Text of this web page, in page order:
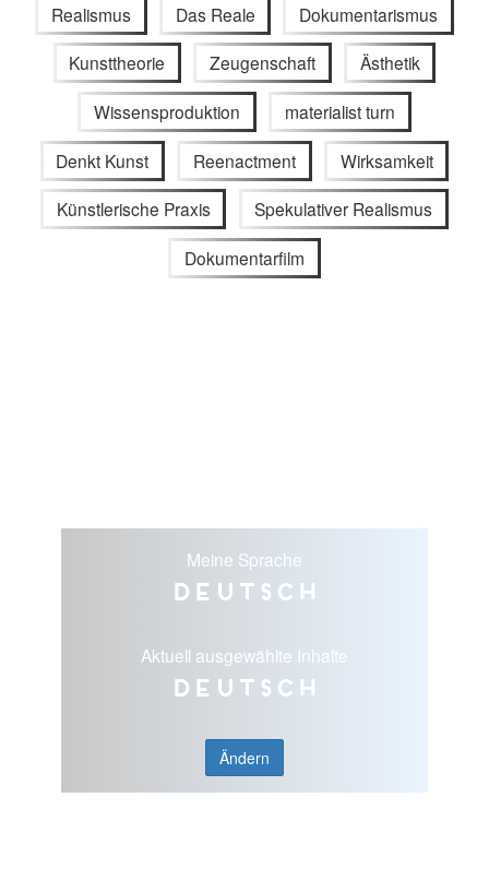
Realismus Das Reale Dokumentarismus
Kunsttheorie Zeugenschaft Ästhetik
Wissensproduktion materialist turn
Denkt Kunst Reenactment Wirksamkeit
Künstlerische Praxis Spekulativer Realismus
Dokumentarfilm
Meine Sprache
Deutsch
Aktuell ausgewählte Inhalte
Deutsch
Ändern